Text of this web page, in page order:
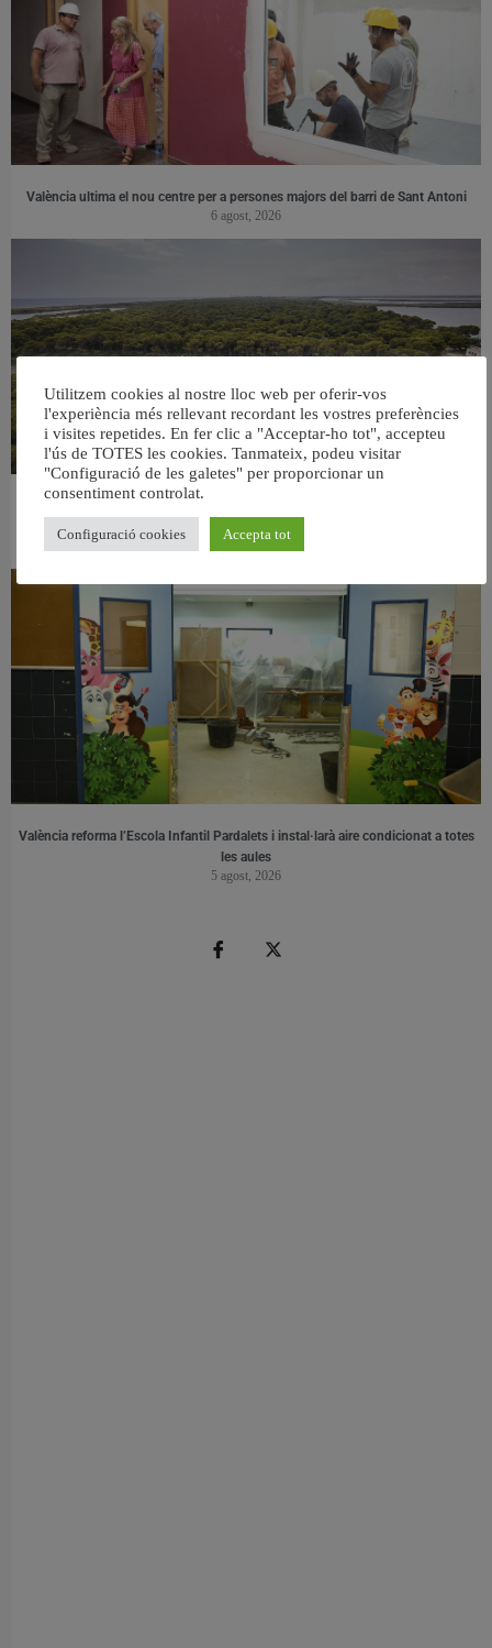
València ultima el nou centre per a persones majors del barri de Sant Antoni
6 agost, 2026
6 agost, 2026
València reforma l’Escola Infantil Pardalets i instal·larà aire condicionat a totes
les aules
5 agost, 2026
Utilitzem cookies al nostre lloc web per oferir-vos
l'experiència més rellevant recordant les vostres preferències
i visites repetides. En fer clic a "Acceptar-ho tot", accepteu
l'ús de TOTES les cookies. Tanmateix, podeu visitar
"Configuració de les galetes" per proporcionar un
consentiment controlat.
Configuració cookies Accepta tot